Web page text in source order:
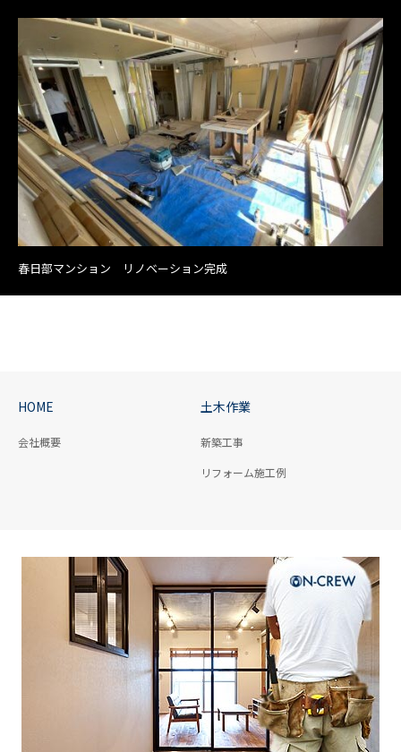
春日部マンション リノベーション完成
HOME
会社概要
土木作業
新築工事
リフォーム施工例